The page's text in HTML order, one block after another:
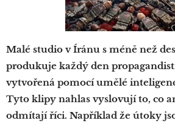
Malé studio v Íránu s méně než
produkuje každý den
vytvořená pomocí umělé
Tyto klipy nahlas vyslovují to, co
odmítají říci. Například že útoky